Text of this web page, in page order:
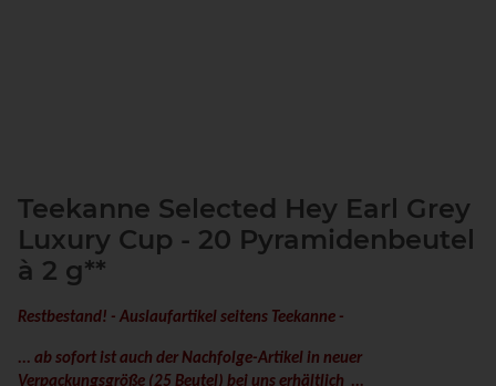
Teekanne Selected Hey Earl Grey
Luxury Cup - 20 Pyramidenbeutel
à 2 g**
Restbestand! - Auslaufartikel seitens Teekanne -
... ab sofort ist auch der Nachfolge-Artikel in neuer
Verpackungsgröße (25 Beutel) bei uns erhältlich ...